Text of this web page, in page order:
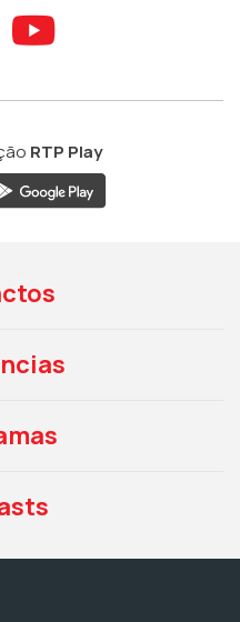
ao ao
Aceder
RTP Play